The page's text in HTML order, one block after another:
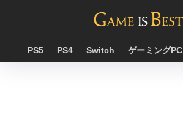
PS5 PS4 Switch ゲーミングPC